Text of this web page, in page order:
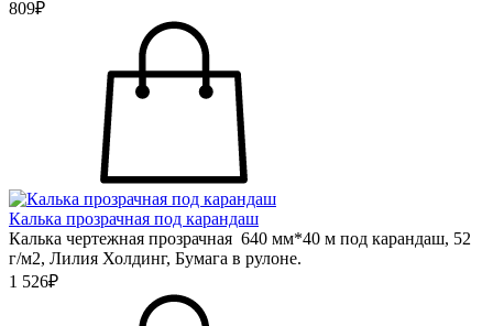
809₽
Калька прозрачная под карандаш
Калька чертежная прозрачная 640 мм*40 м под карандаш, 52
г/м2, Лилия Холдинг, Бумага в рулоне.
1 526₽